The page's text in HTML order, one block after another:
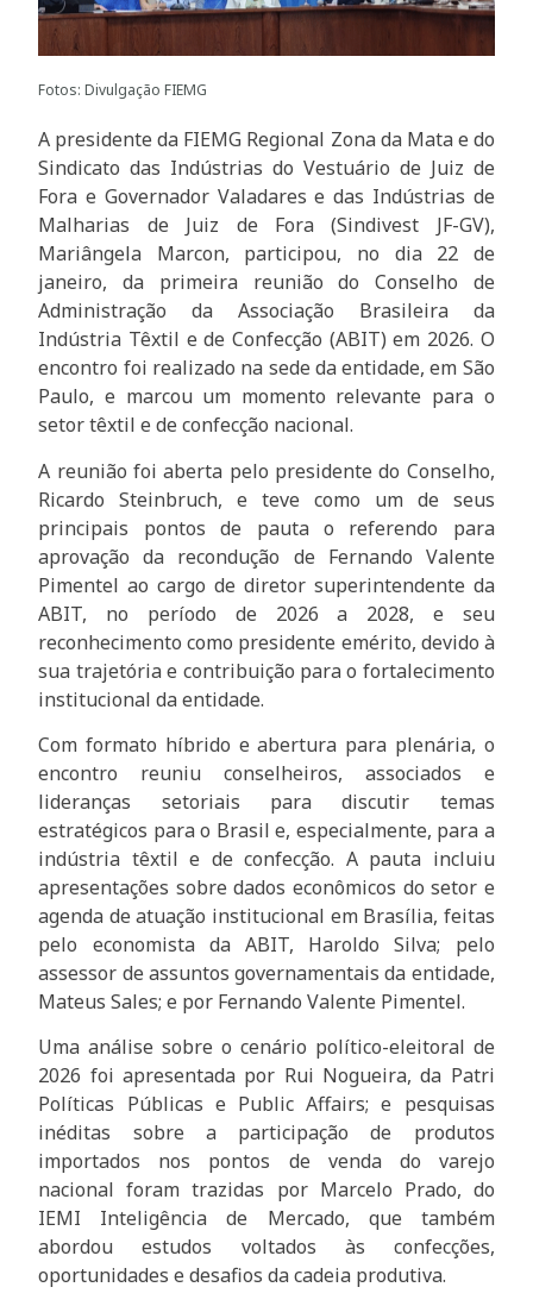
Fotos: Divulgação FIEMG
A presidente da FIEMG Regional Zona da Mata e do
Sindicato das Indústrias do Vestuário de Juiz de
Fora e Governador Valadares e das Indústrias de
Malharias de Juiz de Fora (Sindivest JF-GV),
Mariângela Marcon, participou, no dia 22 de
janeiro, da primeira reunião do Conselho de
Administração da Associação Brasileira da
Indústria Têxtil e de Confecção (ABIT) em 2026. O
encontro foi realizado na sede da entidade, em São
Paulo, e marcou um momento relevante para o
setor têxtil e de confecção nacional.
A reunião foi aberta pelo presidente do Conselho,
Ricardo Steinbruch, e teve como um de seus
principais pontos de pauta o referendo para
aprovação da recondução de Fernando Valente
Pimentel ao cargo de diretor superintendente da
ABIT, no período de 2026 a 2028, e seu
reconhecimento como presidente emérito, devido à
sua trajetória e contribuição para o fortalecimento
institucional da entidade.
Com formato híbrido e abertura para plenária, o
encontro reuniu conselheiros, associados e
lideranças setoriais para discutir temas
estratégicos para o Brasil e, especialmente, para a
indústria têxtil e de confecção. A pauta incluiu
apresentações sobre dados econômicos do setor e
agenda de atuação institucional em Brasília, feitas
pelo economista da ABIT, Haroldo Silva; pelo
assessor de assuntos governamentais da entidade,
Mateus Sales; e por Fernando Valente Pimentel.
Uma análise sobre o cenário político-eleitoral de
2026 foi apresentada por Rui Nogueira, da Patri
Políticas Públicas e Public Affairs; e pesquisas
inéditas sobre a participação de produtos
importados nos pontos de venda do varejo
nacional foram trazidas por Marcelo Prado, do
IEMI Inteligência de Mercado, que também
abordou estudos voltados às confecções,
oportunidades e desafios da cadeia produtiva.